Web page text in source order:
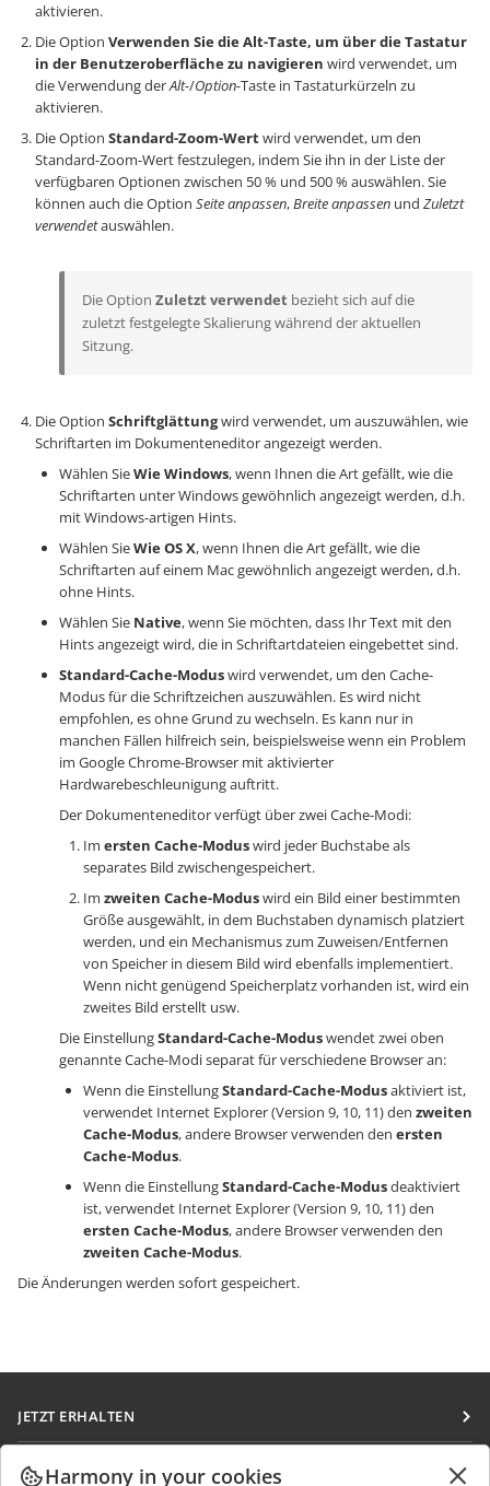
aktivieren.
Die Option Verwenden Sie die Alt-Taste, um über die Tastatur
in der Benutzeroberfläche zu navigieren wird verwendet, um
die Verwendung derAlt-/Option-Taste in Tastaturkürzeln zu
aktivieren.
Die Option Standard-Zoom-Wertwird verwendet, um den
Standard-Zoom-Wert festzulegen, indem Sie ihn in der Liste der
verfügbaren Optionen zwischen 50 % und 500 % auswählen. Sie
können auch die Option Seite anpassen,Breite anpassen und Zuletzt
verwendetauswählen.
Die Option Zuletzt verwendet bezieht sich auf die
zuletzt festgelegte Skalierung während der aktuellen
Sitzung.
Die Option Schriftglättungwird verwendet, um auszuwählen, wie
Schriftarten im Dokumenteneditor angezeigt werden.
Wählen SieWie Windows, wenn Ihnen die Art gefällt, wie die
Schriftarten unter Windows gewöhnlich angezeigt werden, d.h.
mit Windows-artigen Hints.
Wählen SieWie OS X, wenn Ihnen die Art gefällt, wie die
Schriftarten auf einem Mac gewöhnlich angezeigt werden, d.h.
ohne Hints.
Wählen Sie Native, wenn Sie möchten, dass Ihr Text mit den
Hints angezeigt wird, die in Schriftartdateien eingebettet sind.
Standard-Cache-Moduswird verwendet, um den Cache-
Modus für die Schriftzeichen auszuwählen. Es wird nicht
empfohlen, es ohne Grund zu wechseln. Es kann nur in
manchen Fällen hilfreich sein, beispielsweise wenn ein Problem
im Google Chrome-Browser mit aktivierter
Hardwarebeschleunigung auftritt.
Der Dokumenteneditor verfügt über zwei Cache-Modi:
Im ersten Cache-Moduswird jeder Buchstabe als
separates Bild zwischengespeichert.
Im zweiten Cache-Moduswird ein Bild einer bestimmten
Größe ausgewählt, in dem Buchstaben dynamisch platziert
werden, und ein Mechanismus zum Zuweisen/Entfernen
von Speicher in diesem Bild wird ebenfalls implementiert.
Wenn nicht genügend Speicherplatz vorhanden ist, wird ein
zweites Bild erstellt usw.
Die EinstellungStandard-Cache-Moduswendet zwei oben
genannte Cache-Modi separat für verschiedene Browser an:
Wenn die EinstellungStandard-Cache-Modusaktiviert ist,
verwendet Internet Explorer (Version 9, 10, 11) den zweiten
Cache-Modus, andere Browser verwenden den ersten
Cache-Modus.
Wenn die EinstellungStandard-Cache-Modusdeaktiviert
ist, verwendet Internet Explorer (Version 9, 10, 11) den
ersten Cache-Modus, andere Browser verwenden den
zweiten Cache-Modus.
Die Änderungen werden sofort gespeichert.
JETZT ERHALTEN
Docs
ZUSAMMENARBEITEN
Harmony in your cookies